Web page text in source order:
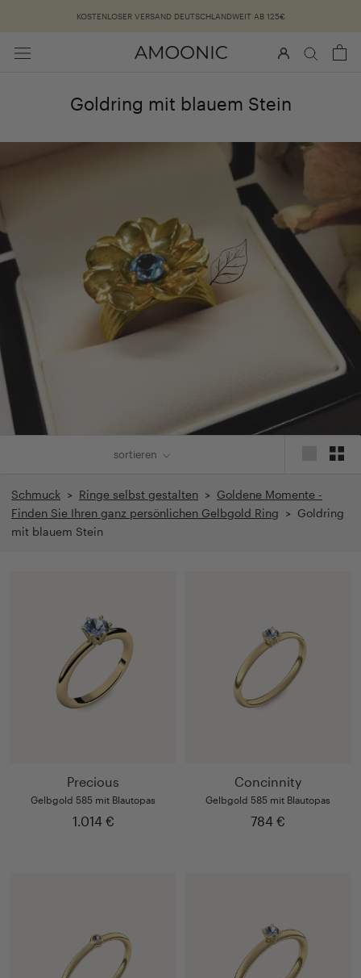
KOSTENLOSER VERSAND DEUTSCHLANDWEIT AB 125€
Goldring mit blauem Stein
sortieren
Schmuck > Ringe selbst gestalten > Goldene Momente -
Finden Sie Ihren ganz persönlichen Gelbgold Ring > Goldring
mit blauem Stein
Precious
Gelbgold 585 mit Blautopas
1.014 €
Concinnity
Gelbgold 585 mit Blautopas
784 €